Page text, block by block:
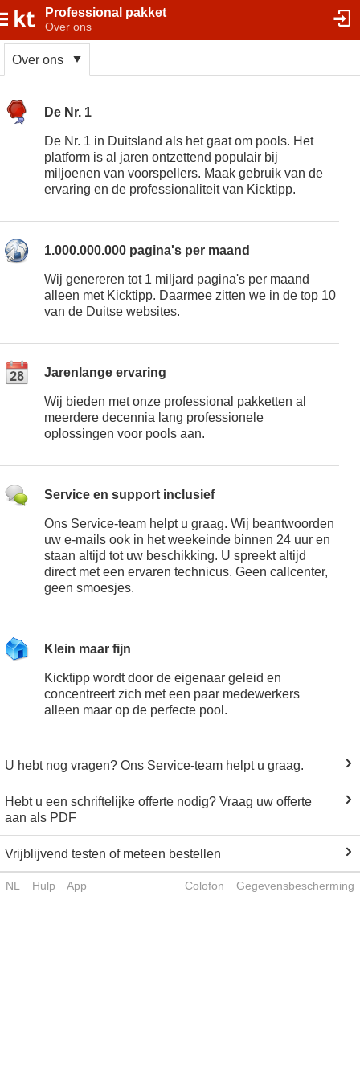
Professional pakket
Over ons
Over ons
De Nr. 1
De Nr. 1 in Duitsland als het gaat om pools. Het
platform is al jaren ontzettend populair bij
miljoenen van voorspellers. Maak gebruik van de
ervaring en de professionaliteit van Kicktipp.
1.000.000.000 pagina's per maand
Wij genereren tot 1 miljard pagina's per maand
alleen met Kicktipp. Daarmee zitten we in de top 10
van de Duitse websites.
Jarenlange ervaring
Wij bieden met onze professional pakketten al
meerdere decennia lang professionele
oplossingen voor pools aan.
Service en support inclusief
Ons Service-team helpt u graag. Wij beantwoorden
uw e-mails ook in het weekeinde binnen 24 uur en
staan altijd tot uw beschikking. U spreekt altijd
direct met een ervaren technicus. Geen callcenter,
geen smoesjes.
Klein maar fijn
Kicktipp wordt door de eigenaar geleid en
concentreert zich met een paar medewerkers
alleen maar op de perfecte pool.
U hebt nog vragen? Ons Service-team helpt u graag.
Hebt u een schriftelijke offerte nodig? Vraag uw offerte
aan als PDF
Vrijblijvend testen of meteen bestellen
NL Hulp App Colofon Gegevensbescherming